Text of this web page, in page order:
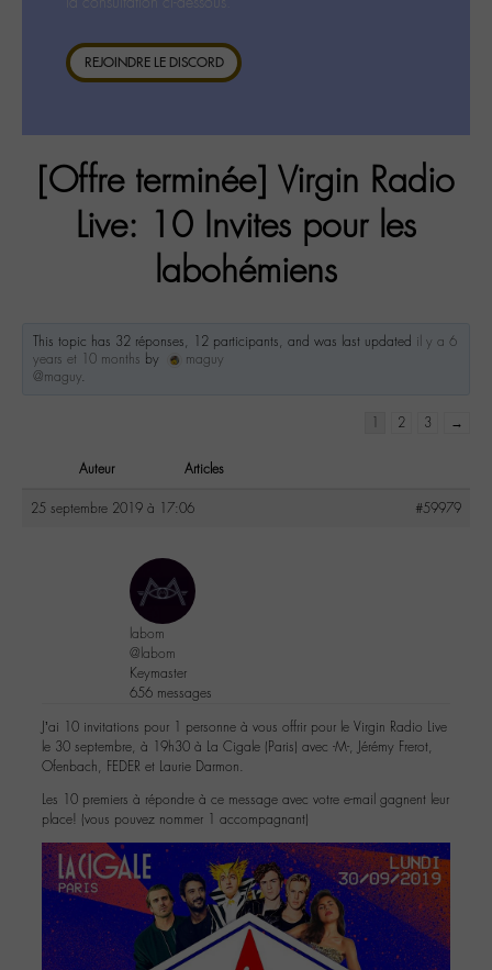
REJOINDRE LE DISCORD
[Offre terminée] Virgin Radio
Live: 10 Invites pour les
labohémiens
This topic has 32 réponses, 12 participants, and was last updated il y a 6
years et 10 months by
maguy
@maguy.
1 2 3 →
Auteur Articles
25 septembre 2019 à 17:06 #59979
labom
@labom
Keymaster
656 messages
J’ai 10 invitations pour 1 personne à vous offrir pour le Virgin Radio Live
le 30 septembre, à 19h30 à La Cigale (Paris) avec -M-, Jérémy Frerot,
Ofenbach, FEDER et Laurie Darmon.
Les 10 premiers à répondre à ce message avec votre e-mail gagnent leur
place! (vous pouvez nommer 1 accompagnant)